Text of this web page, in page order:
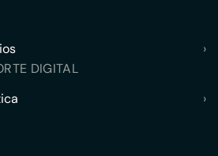
›
DIGITAL
›